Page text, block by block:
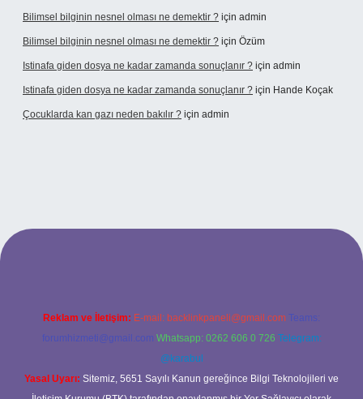
Bilimsel bilginin nesnel olması ne demektir ? için admin
Bilimsel bilginin nesnel olması ne demektir ? için Özüm
Istinafa giden dosya ne kadar zamanda sonuçlanır ? için admin
Istinafa giden dosya ne kadar zamanda sonuçlanır ? için Hande Koçak
Çocuklarda kan gazı neden bakılır ? için admin
Reklam ve İletişim: E-mail: backlinkpaneli@gmail.com Teams:
forumhizmeti@gmail.com Whatsapp: 0262 606 0 726 Telegram:
@karabul
Yasal Uyarı: Sitemiz, 5651 Sayılı Kanun gereğince Bilgi Teknolojileri ve